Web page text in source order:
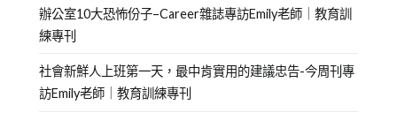
辦公室10大恐怖份子–Career雜誌專訪Emily老師｜教育訓
練專刊
社會新鮮人上班第一天，最中肯實用的建議忠告-今周刊專
訪Emily老師｜教育訓練專刊